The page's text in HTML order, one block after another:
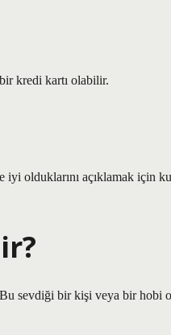
kredi kartı olabilir.
olduklarını açıklamak için
sevdiği bir kişi veya bir hobi